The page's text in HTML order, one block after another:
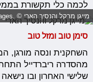
לכמה כלי תקשורת
מייגן מרקל והנסיך הארי © .ILgettyimages
סימן טוב ומזל טוב
השחקנית ונסה מורגן,
מהסדרה ריברדייל
שלישי האחרון ובו